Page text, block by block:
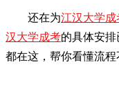
还在为江汉大学成
汉大学成考的具体安
都在这，帮你看懂流程